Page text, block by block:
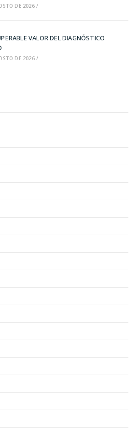
DE 2026 /
VALOR DEL DIAGNÓSTICO
DE 2026 /